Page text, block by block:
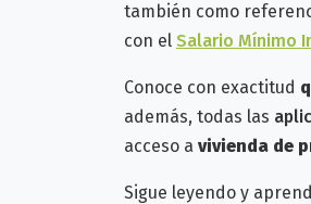
también como
con el Salario Mínimo
Conoce con exactitud
además, todas las
acceso a vivienda de
Sigue leyendo y